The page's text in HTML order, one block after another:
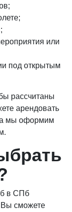
или
под открытым
рассчитаны
арендовать
мы оформим
в СПб
сможете